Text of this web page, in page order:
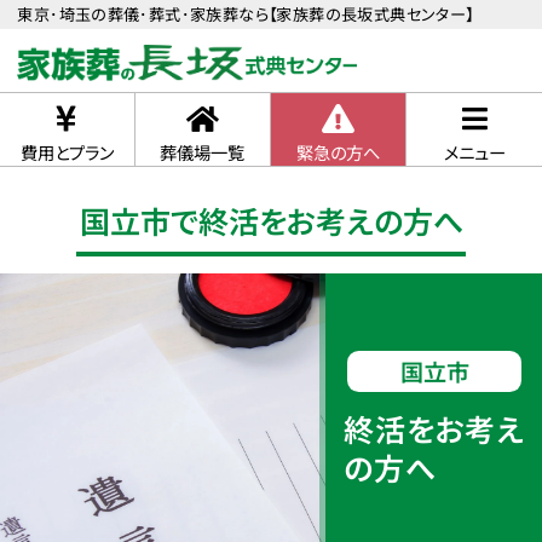
東京･埼玉の葬儀･葬式･家族葬なら【家族葬の長坂式典センター】
費用とプラン 葬儀場一覧 緊急の方へ メニュー
国立市で終活をお考えの方へ
国立市
終活をお考え
の方へ